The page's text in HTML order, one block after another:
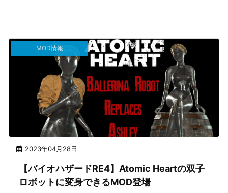
2023年04月28日
MOD情報
【バイオハザードRE4】Atomic Heartの双子
ロボットに変身できるMOD登場